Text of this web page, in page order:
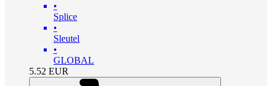
•
Splice
•
Sleutel
•
GLOBAL
5.52 EUR